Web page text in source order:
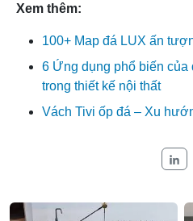
Xem thêm:
100+ Map đá LUX ấn
6 Ứng dụng phổ biến của
trong thiết kế nội thất
Vách Tivi ốp đá – Xu